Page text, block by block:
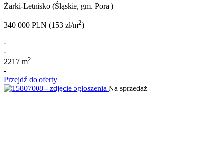
Żarki-Letnisko (Śląskie, gm. Poraj)
340 000 PLN (153 zł/m2)
-
-
2217 m2
-
Przejdź do oferty
Na sprzedaż